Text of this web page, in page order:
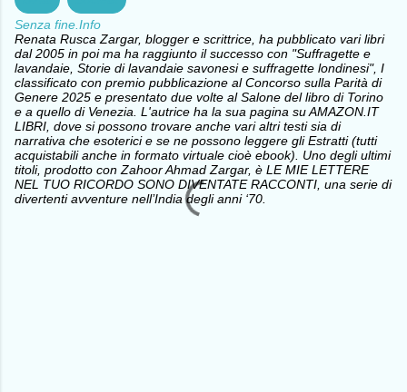
Senza fine.Info
Renata Rusca Zargar, blogger e scrittrice, ha pubblicato vari libri
dal 2005 in poi ma ha raggiunto il successo con "Suffragette e
lavandaie, Storie di lavandaie savonesi e suffragette londinesi", I
classificato con premio pubblicazione al Concorso sulla Parità di
Genere 2025 e presentato due volte al Salone del libro di Torino
e a quello di Venezia. L'autrice ha la sua pagina su AMAZON.IT
LIBRI, dove si possono trovare anche vari altri testi sia di
narrativa che esoterici e se ne possono leggere gli Estratti (tutti
acquistabili anche in formato virtuale cioè ebook). Uno degli ultimi
titoli, prodotto con Zahoor Ahmad Zargar, è LE MIE LETTERE
NEL TUO RICORDO SONO DIVENTATE RACCONTI, una serie di
divertenti avventure nell’India degli anni ‘70.